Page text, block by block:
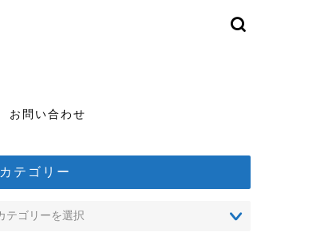
お問い合わせ
カテゴリー